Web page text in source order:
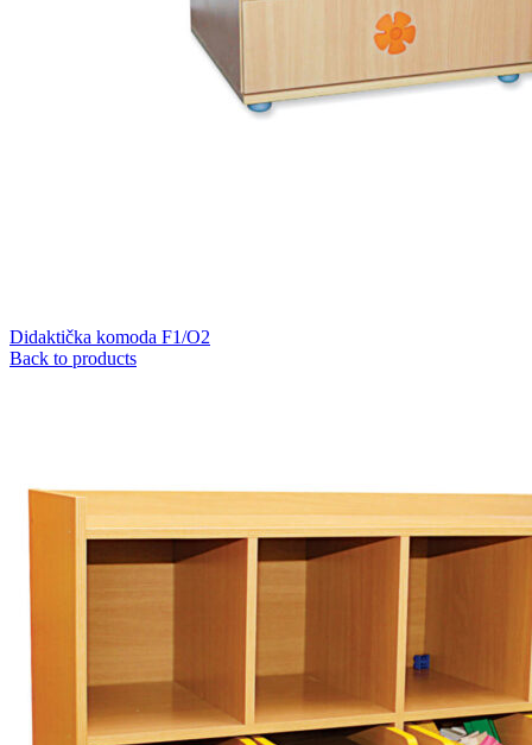
Didaktička komoda F1/O2
Back to products